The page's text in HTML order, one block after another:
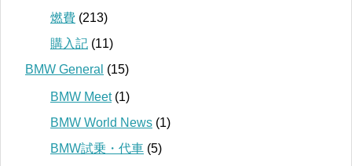
燃費 (213)
購入記 (11)
BMW General (15)
BMW Meet(1)
BMW World News (1)
BMW試乗・代車 (5)